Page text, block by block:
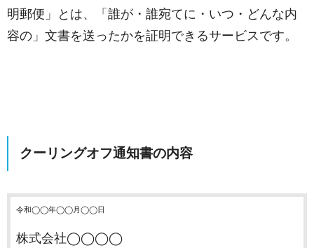
明郵便」とは、「誰が・誰宛てに・いつ・どんな内
容の」文書を送ったかを証明できるサービスです。
クーリングオフ通知書の内容
令和◯◯年◯◯月◯◯日
株式会社◯◯◯◯